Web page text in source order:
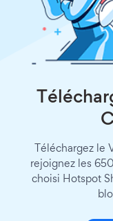
Téléchargez le
rejoignez les
choisi Hotspot